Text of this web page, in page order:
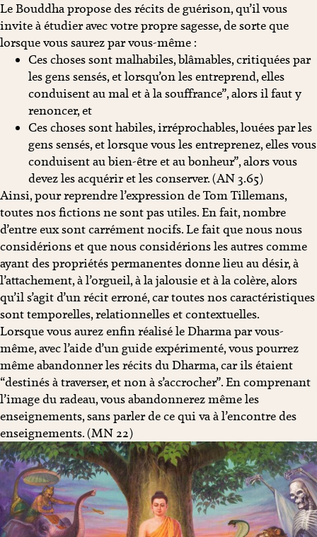
Le Bouddha propose des récits de guérison, qu’il vous
invite à étudier avec votre propre sagesse, de sorte que
lorsque vous saurez par vous-même :
Ces choses sont malhabiles, blâmables, critiquées par
les gens sensés, et lorsqu’on les entreprend, elles
conduisent au mal et à la souffrance”, alors il faut y
renoncer, et
Ces choses sont habiles, irréprochables, louées par les
gens sensés, et lorsque vous les entreprenez, elles vous
conduisent au bien-être et au bonheur”, alors vous
devez les acquérir et les conserver. (AN 3.65)
Ainsi, pour reprendre l’expression de Tom Tillemans,
toutes nos fictions ne sont pas utiles. En fait, nombre
d’entre eux sont carrément nocifs. Le fait que nous nous
considérions et que nous considérions les autres comme
ayant des propriétés permanentes donne lieu au désir, à
l’attachement, à l’orgueil, à la jalousie et à la colère, alors
qu’il s’agit d’un récit erroné, car toutes nos caractéristiques
sont temporelles, relationnelles et contextuelles.
Lorsque vous aurez enfin réalisé le Dharma par vous-
même, avec l’aide d’un guide expérimenté, vous pourrez
même abandonner les récits du Dharma, car ils étaient
“destinés à traverser, et non à s’accrocher”. En comprenant
l’image du radeau, vous abandonnerez même les
enseignements, sans parler de ce qui va à l’encontre des
enseignements. (MN 22)